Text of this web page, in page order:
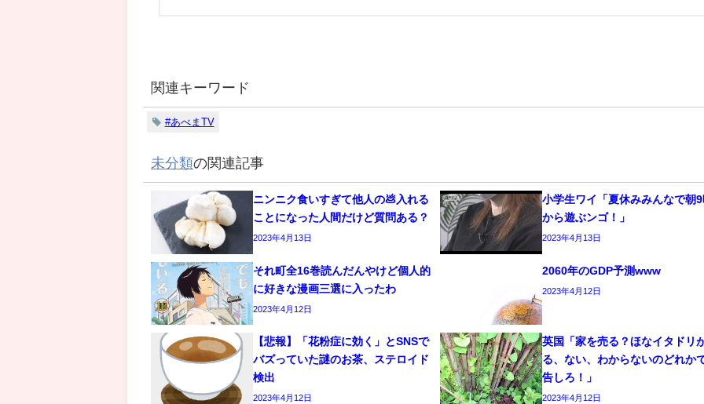
関連キーワード
#あべまTV
未分類の関連記事
ニンニク食いすぎて他人の💩入れる
ことになった人間だけど質問ある？
2023年4月13日
小学生ワイ「夏休みみんなで朝9
から遊ぶンゴ！」
2023年4月13日
それ町全16巻読んだんやけど個人的
に好きな漫画三選に入ったわ
2023年4月12日
2060年のGDP予測www
2023年4月12日
【悲報】「花粉症に効く」とSNSで
バズっていた謎のお茶、ステロイド
検出
2023年4月12日
英国「家を売る？ほなイタドリ
る、ない、わからないのどれか
告しろ！」
2023年4月12日